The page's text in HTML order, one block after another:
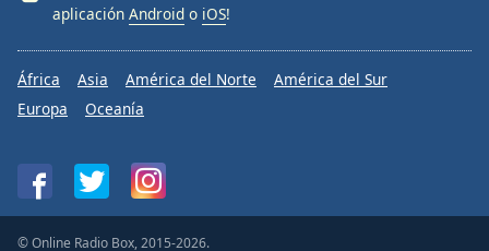
aplicación Android o iOS!
África Asia América del Norte
América del Sur
Europa
Oceanía
© Online Radio Box, 2015-2026.